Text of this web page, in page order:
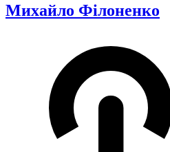
Михайло Філоненко